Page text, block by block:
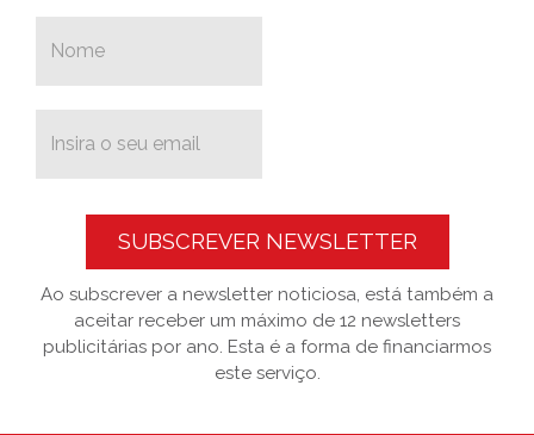
SUBSCREVER NEWSLETTER
Ao subscrever a newsletter noticiosa, está também a
aceitar receber um máximo de 12 newsletters
publicitárias por ano. Esta é a forma de financiarmos
este serviço.